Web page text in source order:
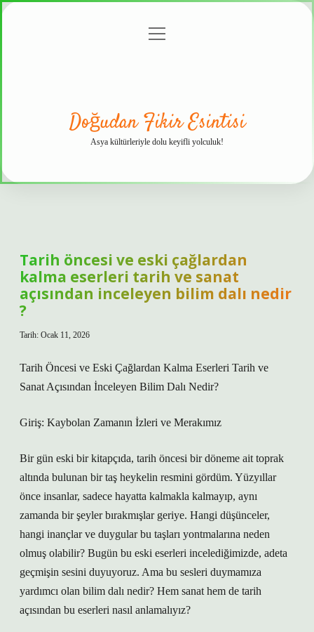
menüyü
Doğudan Fikir Esintisi
Asya kültürleriyle dolu keyifli yolculuk!
Tarih öncesi ve eski çağlardan
kalma eserleri tarih ve sanat
açısından inceleyen bilim dalı nedir
?
Tarih: Ocak 11, 2026
Tarih Öncesi ve Eski Çağlardan Kalma Eserleri Tarih ve
Sanat Açısından İnceleyen Bilim Dalı Nedir?
Giriş: Kaybolan Zamanın İzleri ve Merakımız
Bir gün eski bir kitapçıda, tarih öncesi bir döneme ait toprak
altında bulunan bir taş heykelin resmini gördüm. Yüzyıllar
önce insanlar, sadece hayatta kalmakla kalmayıp, aynı
zamanda bir şeyler bırakmışlar geriye. Hangi düşünceler,
hangi inançlar ve duygular bu taşları yontmalarına neden
olmuş olabilir? Bugün bu eski eserleri incelediğimizde, adeta
geçmişin sesini duyuyoruz. Ama bu sesleri duymamıza
yardımcı olan bilim dalı nedir? Hem sanat hem de tarih
açısından bu eserleri nasıl anlamalıyız?